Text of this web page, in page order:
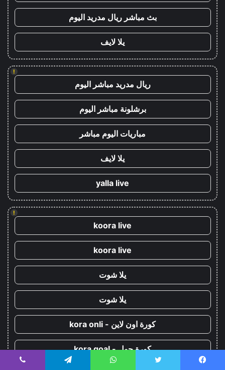
بث مباشر ريال مدريد اليوم
يلا لايف
!
ريال مدريد مباشر اليوم
برشلونة مباشر اليوم
مباريات اليوم مباشر
يلا لايف
yalla live
!
koora live
koora live
يلا شوت
يلا شوت
كورة اون لاين - kora onli
كورة جول - kora goal